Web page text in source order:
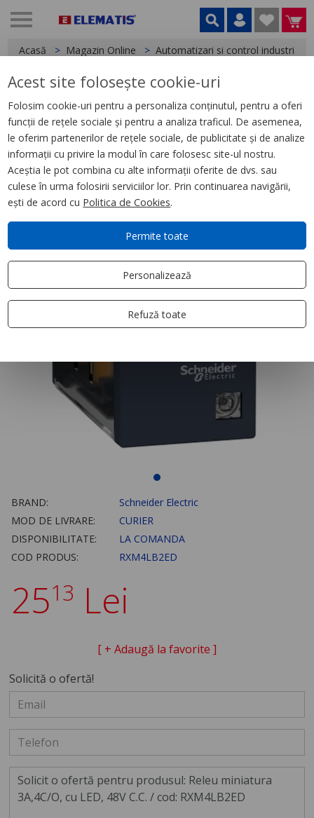
Acasă Magazin Online Automatizari si control industrial
< Relee
Releu miniatura 3A,4C/O, cu
LED, 48V C.C.
BRAND:
Schneider Electric
MOD DE LIVRARE:
CURIER
DISPONIBILITATE:
LA COMANDA
COD PRODUS:
RXM4LB2ED
2513 Lei
[ + Adaugă la favorite ]
Solicită o ofertă!
Acest site folosește cookie-uri
Folosim cookie-uri pentru a personaliza conținutul, pentru a oferi
funcții de rețele sociale și pentru a analiza traficul. De asemenea,
le oferim partenerilor de rețele sociale, de publicitate și de analize
informații cu privire la modul în care folosesc site-ul nostru.
Aceștia le pot combina cu alte informații oferite de dvs. sau
culese în urma folosirii serviciilor lor. Prin continuarea navigării,
ești de acord cu Politica de Cookies.
Permite toate
Personalizează
Refuză toate